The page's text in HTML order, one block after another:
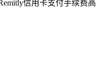
信用卡支付手续费高